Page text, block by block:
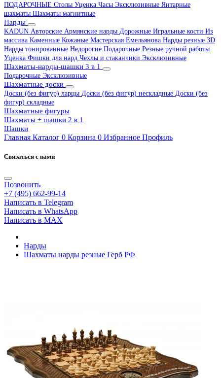
ПОДАРОЧНЫЕ Столы Уценка Часы Эксклюзивные Янтарные
шахматы Шахматы магнитные
Нарды
KADUN Авторские Армянские нарды Дорожные Игральные кости Из
массива Каменные Кожаные Мастерская Емельянова Нарды резные 3D
Нарды тонированные Недорогие Подарочные Резные ручной работы
Уценка Фишки для нард Чехлы и стаканчики Эксклюзивные
Шахматы-нарды-шашки 3 в 1
Подарочные Эксклюзивные
Шахматные доски
Доски (без фигур) ларцы Доски (без фигур) нескладные Доски (без
фигур) складные
Шахматные фигуры
Шахматы + шашки 2 в 1
Шашки
Главная Каталог 0 Корзина 0 Избранное Профиль
Связаться с нами
Позвонить
+7 (495) 662-99-14
Написать в Telegram
Написать в WhatsApp
Написать в MAX
Нарды
Шахматы нарды резные Герб РФ